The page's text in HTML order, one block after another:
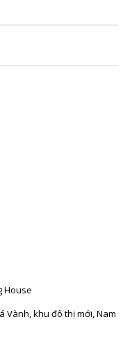
House
Vành, khu đô thị mới, Nam